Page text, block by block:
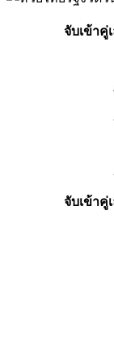
จับเข้าคู่
จับเข้าคู่